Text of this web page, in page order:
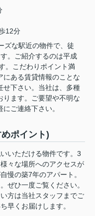
12分
ズな駅近の物件で、徒
。ご紹介するのは平成
。こだわりポイント満
にある賃貸情報のことな
せ下さい。当社は、多種
ります。ご要望や不明な
ご連絡下さい。
ポイント)
いただける物件です。3
々な場所へのアクセスが
慢の築7年のアパート。
ぜひ一度ご覧ください。
方は当社スタッフまでご
早くお届けします。